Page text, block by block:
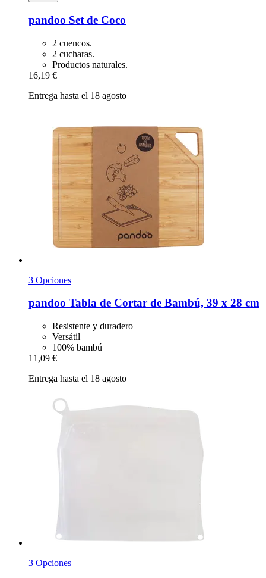
pandoo Set de Coco
2 cuencos.
2 cucharas.
Productos naturales.
16,19 €
Entrega hasta el 18 agosto
3 Opciones
pandoo Tabla de Cortar de Bambú, 39 x 28 cm
Resistente y duradero
Versátil
100% bambú
11,09 €
Entrega hasta el 18 agosto
3 Opciones